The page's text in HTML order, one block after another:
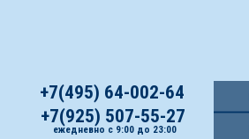
+7(495) 64-002-64
+7(925) 507-55-27
ежедневно с 9:00 до 23:00